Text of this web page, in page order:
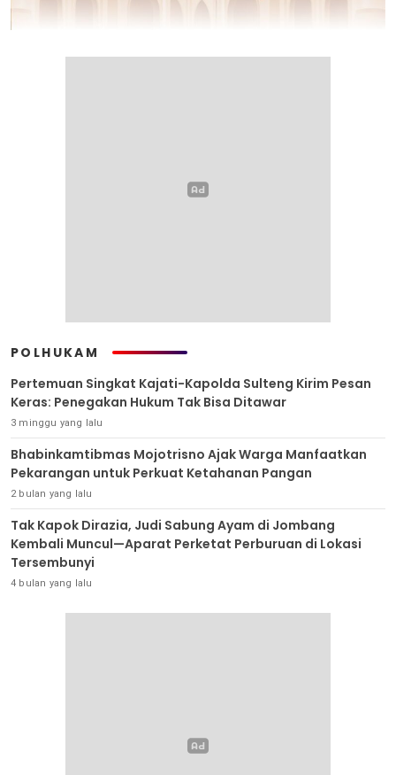
POLHUKAM
Pertemuan Singkat Kajati-Kapolda Sulteng Kirim Pesan
Keras: Penegakan Hukum Tak Bisa Ditawar
3 minggu yang lalu
Bhabinkamtibmas Mojotrisno Ajak Warga Manfaatkan
Pekarangan untuk Perkuat Ketahanan Pangan
2 bulan yang lalu
Tak Kapok Dirazia, Judi Sabung Ayam di Jombang
Kembali Muncul—Aparat Perketat Perburuan di Lokasi
Tersembunyi
4 bulan yang lalu